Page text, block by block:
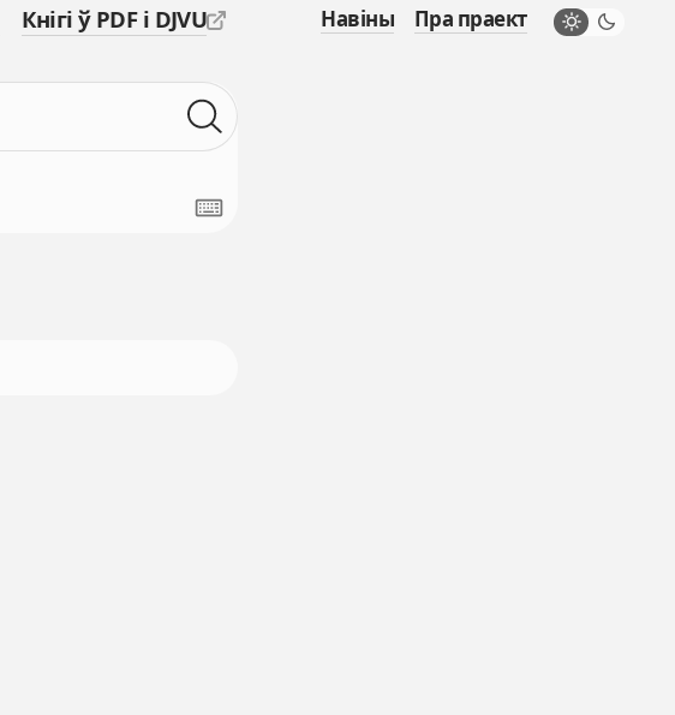
Кнігі ў PDF і DJVU Навіны Пра праект